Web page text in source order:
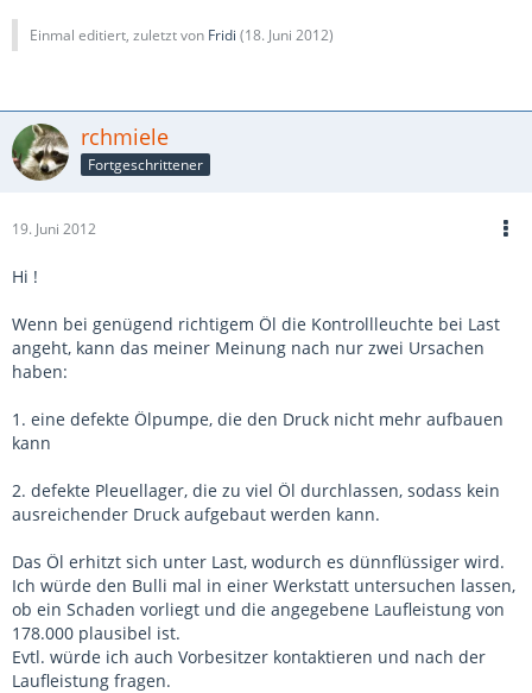
Einmal editiert, zuletzt von Fridi (18. Juni 2012)
rchmiele
Fortgeschrittener
19. Juni 2012
Hi !
Wenn bei genügend richtigem Öl die Kontrollleuchte bei Last
angeht, kann das meiner Meinung nach nur zwei Ursachen
haben:
1. eine defekte Ölpumpe, die den Druck nicht mehr aufbauen
kann
2. defekte Pleuellager, die zu viel Öl durchlassen, sodass kein
ausreichender Druck aufgebaut werden kann.
Das Öl erhitzt sich unter Last, wodurch es dünnflüssiger wird.
Ich würde den Bulli mal in einer Werkstatt untersuchen lassen,
ob ein Schaden vorliegt und die angegebene Laufleistung von
178.000 plausibel ist.
Evtl. würde ich auch Vorbesitzer kontaktieren und nach der
Laufleistung fragen.